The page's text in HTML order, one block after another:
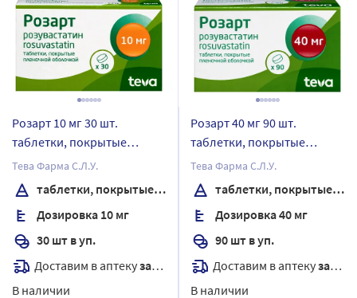
Розарт 10 мг 30 шт.
таблетки, покрытые
пленочной оболочкой
Тева Фарма С.Л.У.
таблетки, покрытые пленочной оболочкой
Дозировка 10 мг
30 шт в уп.
Доставим в аптекузавтра
В наличии
Розарт 40 мг 90 шт.
таблетки, покрытые
пленочной оболочкой
Тева Фарма С.Л.У.
таблетки, покрытые пленочной оболочкой
Дозировка 40 мг
90 шт в уп.
Доставим в аптекузавтра
В наличии